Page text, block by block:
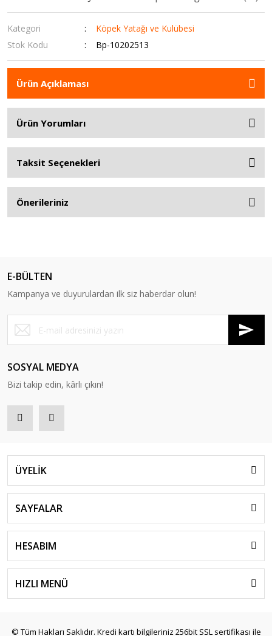
Kategori
Köpek Yatağı ve Kulübesi
Stok Kodu
Bp-10202513
Ürün Açıklaması
Ürün Yorumları
Taksit Seçenekleri
Önerileriniz
E-BÜLTEN
Kampanya ve duyurulardan ilk siz haberdar olun!
SOSYAL MEDYA
Bizi takip edin, kârlı çıkın!
ÜYELİK
SAYFALAR
HESABIM
HIZLI MENÜ
© Tüm Hakları Saklıdır. Kredi kartı bilgileriniz 256bit SSL sertifikası ile